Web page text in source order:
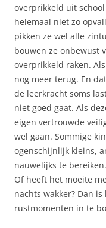
overprikkeld uit
helemaal niet zo
pikken ze wel alle
bouwen ze onbewust
overprikkeld raken.
nog meer terug. En
de leerkracht soms
niet goed gaat. Als
eigen vertrouwde
wel gaan. Sommige
ogenschijnlijk kleins,
nauwelijks te
Of heeft het moeite
nachts wakker? Dan
rustmomenten in te